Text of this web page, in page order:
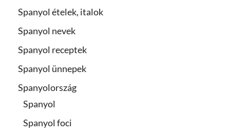
Spanyol ételek, italok
Spanyol nevek
Spanyol receptek
Spanyol ünnepek
Spanyolország
Spanyol
Spanyol foci